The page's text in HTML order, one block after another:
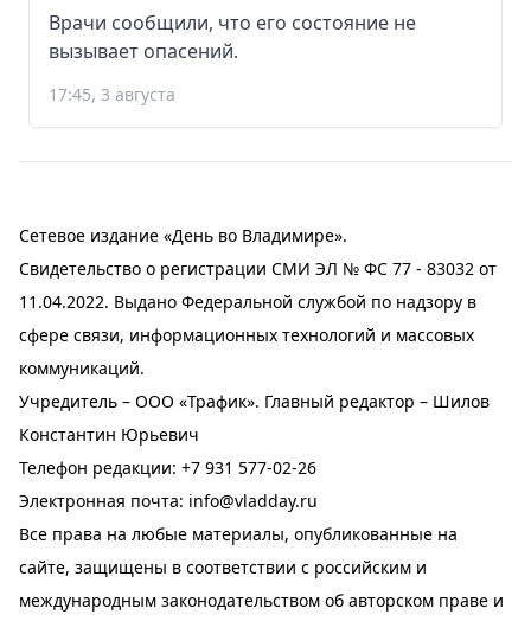
Врачи сообщили, что его состояние не
вызывает опасений.
17:45, 3 августа
Сетевое издание «День во Владимире».
Свидетельство о регистрации СМИ ЭЛ № ФС 77 - 83032 от
11.04.2022. Выдано Федеральной службой по надзору в
сфере связи, информационных технологий и массовых
коммуникаций.
Учредитель – ООО «Трафик». Главный редактор – Шилов
Константин Юрьевич
Телефон редакции: +7 931 577-02-26
Электронная почта: info@vladday.ru
Все права на любые материалы, опубликованные на
сайте, защищены в соответствии с российским и
международным законодательством об авторском праве и